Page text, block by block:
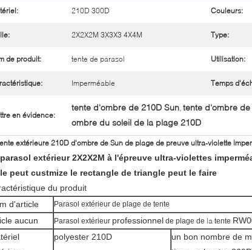
210D 300D Couleurs:
2X2X2M 3X3X3 4X4M Type:
de produit: tente de parasol Utilisation:
Imperméable Temps
en évidence:
tente d'ombre de 210D Sun, tente d'ombre
ombre du soleil de la plage 210D
extérieure 210D d'ombre de Sun de plage de preuve ultra-violette
extérieur 2X2X2M à l'épreuve ultra-violettes
peut custmize le rectangle de triangle peut le faire
du produit
d'article
Parasol extérieur de plage de tente
aucun Parasol extérieur professionnel de plage de la tente
polyester 210D
un bon nombre de